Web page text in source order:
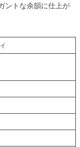
ントな余韻に仕上が